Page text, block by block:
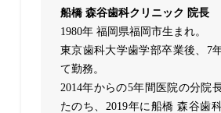
船橋 森谷歯科クリニック 院長
1980年 福岡県福岡市生まれ。
東京歯科大学歯学部卒業後、7
て勤務。
2014年からの5年間医院の分院
たのち、2019年に船橋 森谷歯